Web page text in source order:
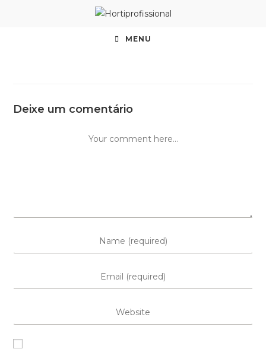
MENU
Deixe um comentário